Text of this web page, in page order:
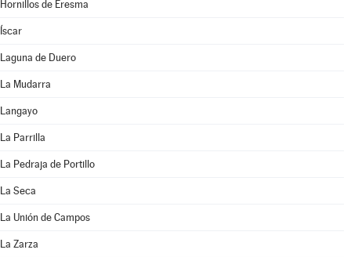
Hornillos de Eresma
Íscar
Laguna de Duero
La Mudarra
Langayo
La Parrilla
La Pedraja de Portillo
La Seca
La Unión de Campos
La Zarza